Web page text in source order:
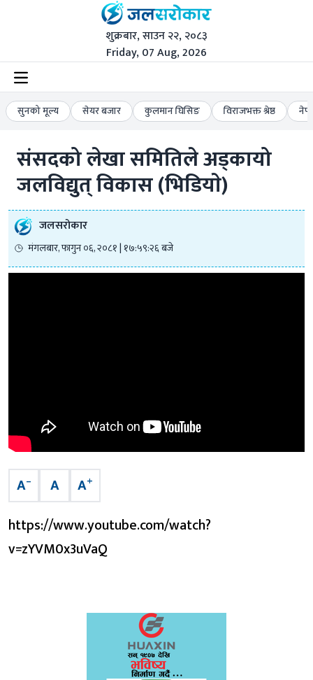
शुक्रबार, साउन २२, २०८३
Friday, 07 Aug, 2026
सुनको मूल्य सेयर बजार कुलमान घिसिङ विराजभक्त श्रेष्ठ
संसदको लेखा समितिले अड्कायो
जलविद्युत् विकास (भिडियाे)
जलसरोकार
मंगलबार, फागुन ०६, २०८१ | १७:५९:२६ बजे
A– A A+
https://www.youtube.com/watch?
v=zYVM0x3uVaQ